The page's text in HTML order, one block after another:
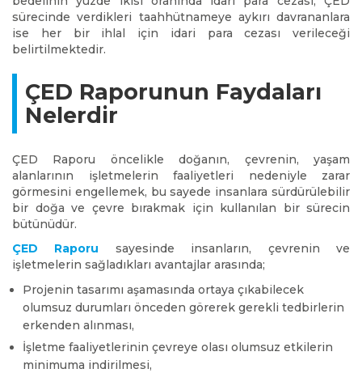
sürecinde verdikleri taahhütnameye aykırı davrananlara
ise her bir ihlal için idari para cezası verileceği
belirtilmektedir.
ÇED Raporunun Faydaları
Nelerdir
ÇED Raporu öncelikle doğanın, çevrenin, yaşam
alanlarının işletmelerin faaliyetleri nedeniyle zarar
görmesini engellemek, bu sayede insanlara sürdürülebilir
bir doğa ve çevre bırakmak için kullanılan bir sürecin
bütünüdür.
ÇED Raporu sayesinde insanların, çevrenin ve
işletmelerin sağladıkları avantajlar arasında;
Projenin tasarımı aşamasında ortaya çıkabilecek
olumsuz durumları önceden görerek gerekli tedbirlerin
erkenden alınması,
İşletme faaliyetlerinin çevreye olası olumsuz etkilerin
minimuma indirilmesi,